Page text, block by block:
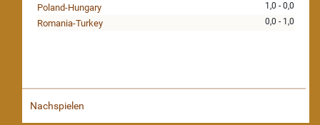
1,0 - 0,0
Poland-Hungary
0,0 - 1,0
Romania-Turkey
Nachspielen